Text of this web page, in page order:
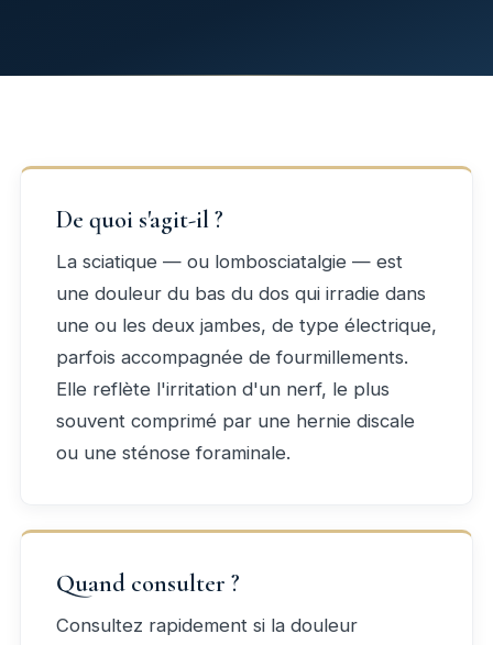
De quoi s'agit-il ?
La sciatique — ou lombosciatalgie — est
une douleur du bas du dos qui irradie dans
une ou les deux jambes, de type électrique,
parfois accompagnée de fourmillements.
Elle reflète l'irritation d'un nerf, le plus
souvent comprimé par une hernie discale
ou une sténose foraminale.
Quand consulter ?
Consultez rapidement si la douleur